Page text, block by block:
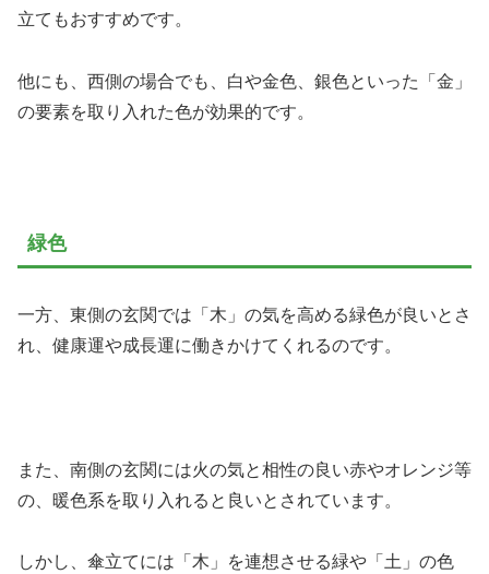
立てもおすすめです。
他にも、西側の場合でも、白や金色、銀色といった「金」
の要素を取り入れた色が効果的です。
緑色
一方、東側の玄関では「木」の気を高める緑色が良いとさ
れ、健康運や成長運に働きかけてくれるのです。
また、南側の玄関には火の気と相性の良い赤やオレンジ等
の、暖色系を取り入れると良いとされています。
しかし、傘立てには「木」を連想させる緑や「土」の色